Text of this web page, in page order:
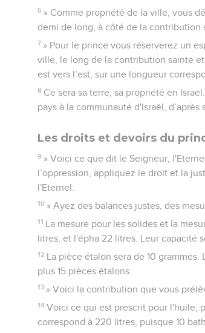
6 » Comme propriété de la ville, vous
demi de long, à côté de la contribution
7 » Pour le prince vous réserverez un
ville, le long de la contribution sainte
est vers l’est, sur une longueur
8 Ce sera sa terre, sa propriété en
pays à la communauté d'Israël, d’après
Les droits et devoirs du
9 » Voici ce que dit le Seigneur,
l’oppression, appliquez le droit et la
l'Eternel.
10 » Ayez des balances justes, des
11 La mesure pour les solides et la
litres, et l'épha 22 litres. Leur capacité
12 La pièce étalon sera de 10
plus 15 pièces étalons.
13 » Voici la contribution que vous
14 Voici ce qui est prescrit pour l'huile,
correspond à 220 litres, puisque 10